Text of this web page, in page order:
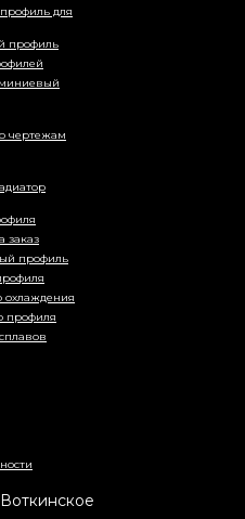
заказ
профиля
профиль
чертежам
профиль
для